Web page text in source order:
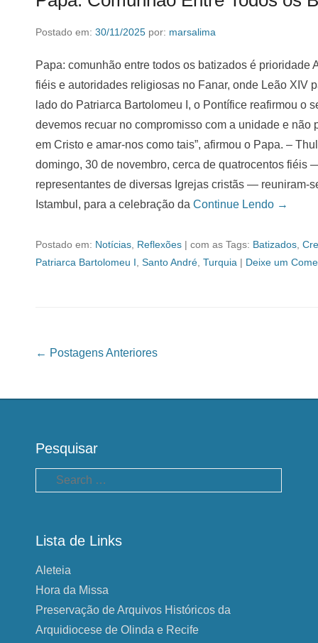
Postado em: 30/11/2025 por: marsalima
Papa: comunhão entre todos os batizados é prioridade
fiéis e autoridades religiosas no Fanar, onde Leão XIV
lado do Patriarca Bartolomeu I, o Pontífice reafirmou o
devemos recuar no compromisso com a unidade e
em Cristo e amar-nos como tais”, afirmou o Papa. –
domingo, 30 de novembro, cerca de quatrocentos fiéis
representantes de diversas Igrejas cristãs — reuniram-
Istambul, para a celebração da Continue Lendo →
Postado em: Notícias Reflexões | com as Tags: Batizados
Patriarca Bartolomeu I Santo André Turquia | Deixe um
Navegação das Postagens
← Postagens Anteriores
Pesquisar
Pesquisa
Lista de Links
Aleteia
Hora da Missa
Preservação de Arquivos Históricos da
Arquidiocese de Olinda e Recife